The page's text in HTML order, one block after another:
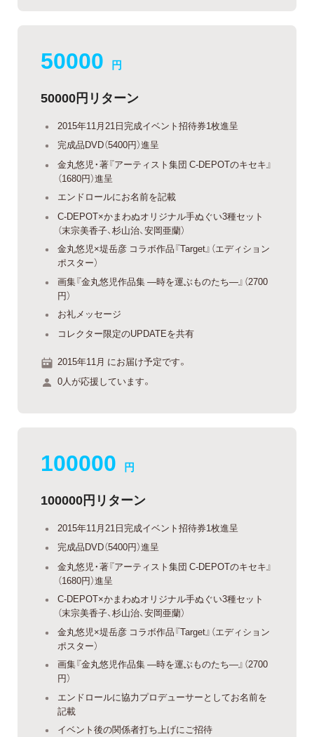
50000 円
50000円リターン
2015年11月21日完成イベント招待券1枚進呈
完成品DVD（5400円）進呈
金丸悠児・著『アーティスト集団 C-DEPOTのキセキ』
（1680円）進呈
エンドロールにお名前を記載
C-DEPOT×かまわぬオリジナル手ぬぐい3種セット
（末宗美香子、杉山治、安岡亜蘭）
金丸悠児×堤岳彦 コラボ作品『Target』（エディション
ポスター）
画集『金丸悠児作品集 —時を運ぶものたち—』（2700
円）
お礼メッセージ
コレクター限定のUPDATEを共有
2015年11月 にお届け予定です。
0人が応援しています。
100000 円
100000円リターン
2015年11月21日完成イベント招待券1枚進呈
完成品DVD（5400円）進呈
金丸悠児・著『アーティスト集団 C-DEPOTのキセキ』
（1680円）進呈
C-DEPOT×かまわぬオリジナル手ぬぐい3種セット
（末宗美香子、杉山治、安岡亜蘭）
金丸悠児×堤岳彦 コラボ作品『Target』（エディション
ポスター）
画集『金丸悠児作品集 —時を運ぶものたち—』（2700
円）
エンドロールに協力プロデューサーとしてお名前を
記載
イベント後の関係者打ち上げにご招待